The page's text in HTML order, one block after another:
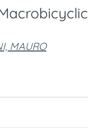
MAURO